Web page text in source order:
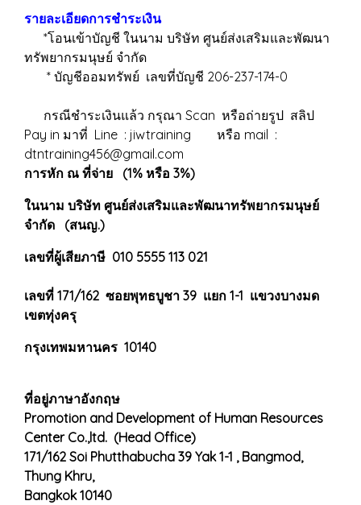
รายละเอียดการชำระเงิน
*โอนเข้าบัญชี ในนาม บริษัท ศูนย์ส่งเสริมและพัฒนา
ทรัพยากรมนุษย์ จำกัด
* บัญชีออมทรัพย์ เลขที่บัญชี 206-237-174-0
กรณีชำระเงินแล้ว กรุณา Scan หรือถ่ายรูป สลิป
Pay in มาที่ Line : jiwtraining หรือ mail :
dtntraining456@gmail.com
การหัก ณ ที่จ่าย (1% หรือ 3%)
ในนาม บริษัท ศูนย์ส่งเสริมและพัฒนาทรัพยากรมนุษย์
จำกัด (สนญ.)
เลขที่ผู้เสียภาษี 010 5555 113 021
เลขที่ 171/162 ซอยพุทธบูชา 39 แยก 1-1 แขวงบางมด
เขตทุ่งครุ
กรุงเทพมหานคร 10140
ที่อยู่ภาษาอังกฤษ
Promotion and Development of Human Resources
Center Co.,ltd. (Head Office)
171/162 Soi Phutthabucha 39 Yak 1-1 , Bangmod,
Thung Khru,
Bangkok 10140